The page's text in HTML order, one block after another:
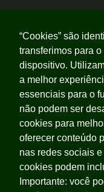
“Cookies” são
transferimos para
dispositivo.
a melhor
essenciais para o
não podem ser
cookies para
oferecer conteúdo
nas redes sociais
cookies podem
Importante: você